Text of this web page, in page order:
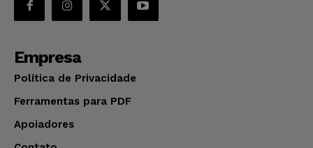
Empresa
Política de Privacidade
Ferramentas para PDF
Apoiadores